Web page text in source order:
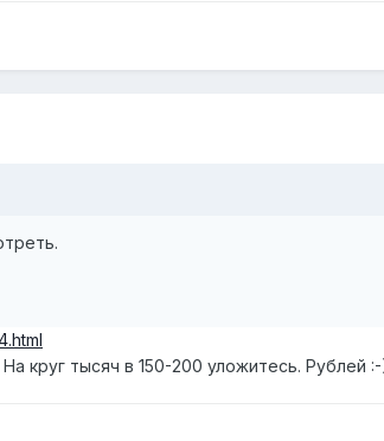
круг тысяч в 150-200 уложитесь. Рублей